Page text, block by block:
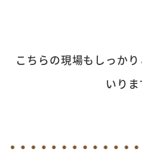
こちらの現場もしっか
いりま